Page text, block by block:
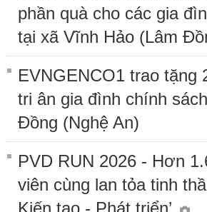
phần quà cho các gia
tại xã Vĩnh Hảo (Lâm
EVNGENCO1 trao tặng
tri ân gia đình chính
Đồng (Nghệ An)
PVD RUN 2026 - Hơn
viên cùng lan tỏa tinh
Kiến tạo - Phát triển’